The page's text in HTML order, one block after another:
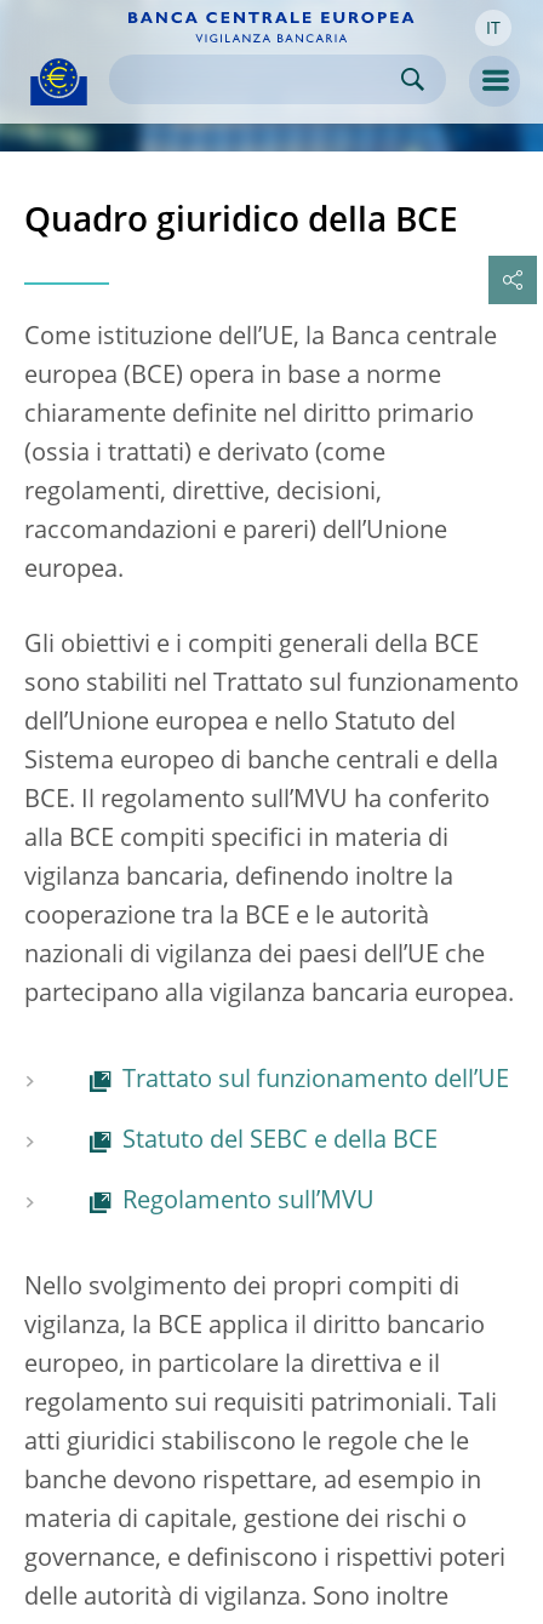
navigation
Skip to
content
Quadro giuridico della BCE
Come istituzione dell’UE, la Banca centrale
europea (BCE) opera in base a norme
chiaramente definite nel diritto primario
(ossia i trattati) e derivato (come
regolamenti, direttive, decisioni,
raccomandazioni e pareri) dell’Unione
europea.
Gli obiettivi e i compiti generali della BCE
sono stabiliti nel Trattato sul funzionamento
dell’Unione europea e nello Statuto del
Sistema europeo di banche centrali e della
BCE. Il regolamento sull’MVU ha conferito
alla BCE compiti specifici in materia di
vigilanza bancaria, definendo inoltre la
cooperazione tra la BCE e le autorità
nazionali di vigilanza dei paesi dell’UE che
partecipano alla vigilanza bancaria europea.
Trattato sul funzionamento dell’UE
Statuto del SEBC e della BCE
Regolamento sull’MVU
Nello svolgimento dei propri compiti di
vigilanza, la BCE applica il diritto bancario
europeo, in particolare la direttiva e il
regolamento sui requisiti patrimoniali. Tali
atti giuridici stabiliscono le regole che le
banche devono rispettare, ad esempio in
materia di capitale, gestione dei rischi o
governance, e definiscono i rispettivi poteri
delle autorità di vigilanza. Sono inoltre